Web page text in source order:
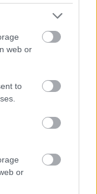
web or
to
or